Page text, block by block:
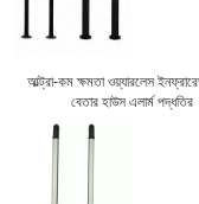
আল্ট্রা-কম ক্ষমতা ওয়্যারলেস
বেতার হাউস এলার্ম পদ্ধতির